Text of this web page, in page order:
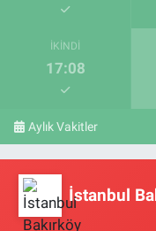
İKINDI
17:08
Aylık Vakitler
İstanbul